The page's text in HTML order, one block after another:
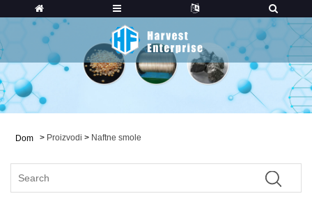
Dom > Proizvodi > Naftne smole